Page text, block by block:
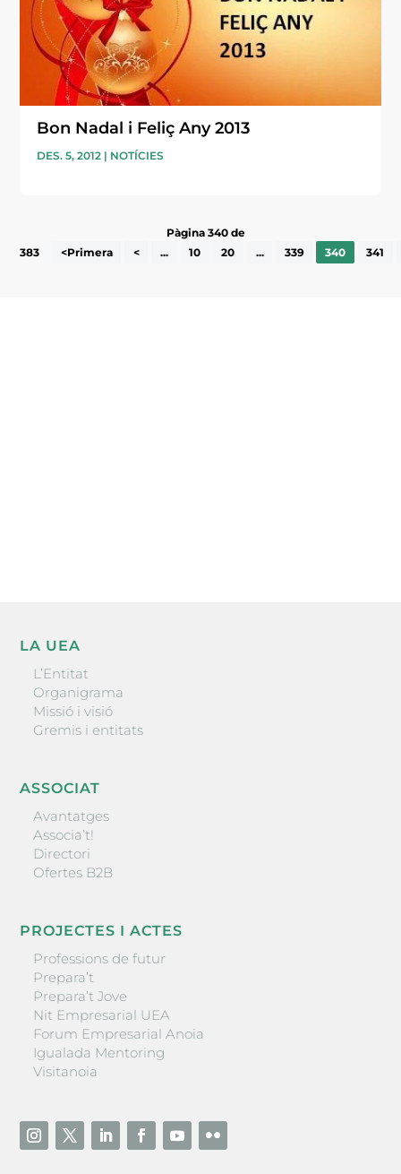
Bon Nadal i Feliç Any 2013
DES. 5, 2012 | NOTÍCIES
Pàgina 340 de
383
<Primera < ... 10 20 ... 339 340 341
LA UEA
L’Entitat
Organigrama
Missió i visió
Gremis i entitats
ASSOCIAT
Avantatges
Associa’t!
Directori
Ofertes B2B
PROJECTES I ACTES
Professions de futur
Prepara’t
Prepara’t Jove
Nit Empresarial UEA
Forum Empresarial Anoia
Igualada Mentoring
Visitanoia